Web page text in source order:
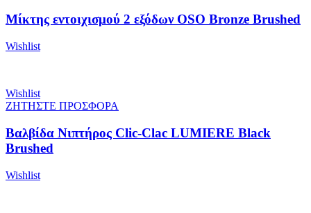
Μίκτης εντοιχισμού 2 εξόδων OSO Bronze Brushed
Wishlist
Wishlist
ΖΗΤΗΣΤΕ ΠΡΟΣΦΟΡΑ
Βαλβίδα Νιπτήρος Clic-Clac LUMIERE Black
Brushed
Wishlist